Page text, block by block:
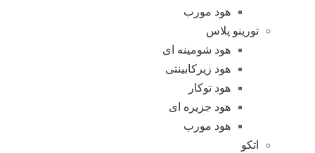
هود مورب
تورینو پلاس
هود شومینه ای
هود زیرکابینتی
هود توکار
هود جزیره ای
هود مورب
اتکو